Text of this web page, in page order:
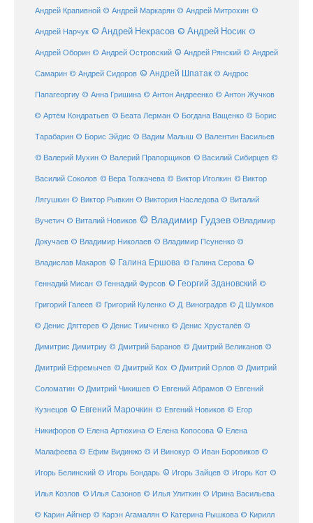
Андрей Крапивной © Андрей Маркарян © Андрей Митрохин ©
Андрей Нарчук © Андрей Некрасов © Андрей Носик ©
Андрей Оборин © Андрей Островский © Андрей Рянский © Андрей
Самарин © Андрей Сидоров © Андрей Шпатак © Андрос
Папагеоргиу © Анна Гришина © Антон Андреенко © Антон Жучков
© Артём Кондратьев © Беата Лерман © Богдана Ващенко © Борис
Тарабарин © Борис Эйдис © Вадим Малыш © Валентин Васильев
© Валерий Мухин © Валерий Прапорщиков © Василий Сибирцев ©
Василий Соколов © Вера Толкачева © Виктор Иголкин © Виктор
Лягушкин © Виктор Рывкин © Виктория Наследова © Виталий
Вучетич © Виталий Новиков © Владимир Гудзев ©Владимир
Докучаев © Владимир Николаев © Владимир Псуненко ©
Владислав Макаров © Галина Ершова © Галина Серова ©
Геннадий Мисан © Геннадий Фурсов © Георгий Здановский ©
Григорий Галеев © Григорий Куленко © Д. Виноградов © Д Шумков
© Денис Дягтерев © Денис Тимченко © Денис Хрусталёв ©
Димитрис Димитриу © Дмитрий Баранов © Дмитрий Великанов ©
Дмитрий Ефремычев © Дмитрий Кох © Дмитрий Орлов © Дмитрий
Соломатин © Дмитрий Чикишев © Евгений Абрамов © Евгений
Кузнецов © Евгений Марочкин © Евгений Новиков © Егор
Никифоров © Елена Артюхина © Елена Копосова © Елена
Малафеева © Ефим Видинжо © И Винокур © Иван Боровиков ©
Игорь Белинский © Игорь Бондарь © Игорь Зайцев © Игорь Кот ©
Илья Козлов © Илья Сазонов © Илья Улиткин © Ирина Васильева
© Карин Айгнер © Карэн Агамалян © Катерина Рышкова © Кирилл